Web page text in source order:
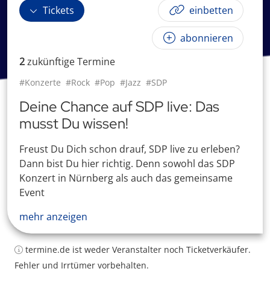
Tickets einbetten
abonnieren
2zukünftigeTermine
#Konzerte #Rock #Pop #Jazz #SDP
Deine Chance auf SDP live: Das
musst Du wissen!
Freust Du Dich schon drauf, SDP live zu erleben?
Dann bist Du hier richtig. Denn sowohl das SDP
Konzert in Nürnberg als auch das gemeinsame
Event
mehr anzeigen
termine.de ist weder Veranstalter noch Ticketverkäufer.
Fehler und Irrtümer vorbehalten.